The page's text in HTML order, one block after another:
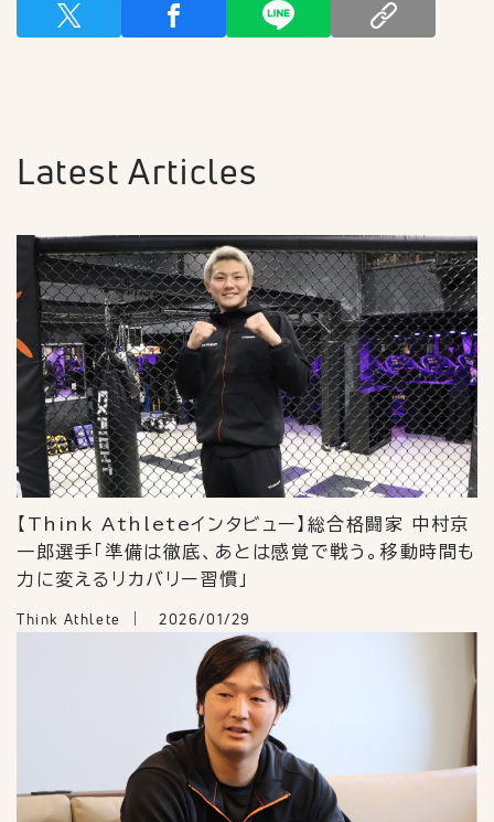
Latest Articles
【Think Athleteインタビュー】総合格闘家 中村京
一郎選手「準備は徹底、あとは感覚で戦う。移動時間も
力に変えるリカバリー習慣」
Think Athlete 2026/01/29